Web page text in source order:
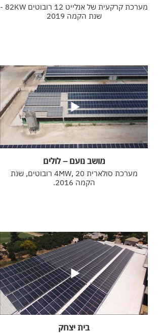
מערכת קרקעית של אנלייט 12 רובוטים 82KW -
שנת הקמה 2019
מושב נועם – לולים
מערכת סולארית 4MW, 20 רובוטים, שנת
הקמה 2016.
בית יצחק